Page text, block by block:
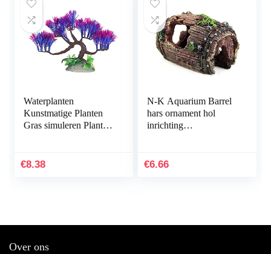
Waterplanten
Kunstmatige Planten
Gras simuleren Planten
Aquarium Groen
€8.38
N-K Aquarium Barrel
hars ornament hol
inrichting
nuttig en praktisch
€6.66
Over ons